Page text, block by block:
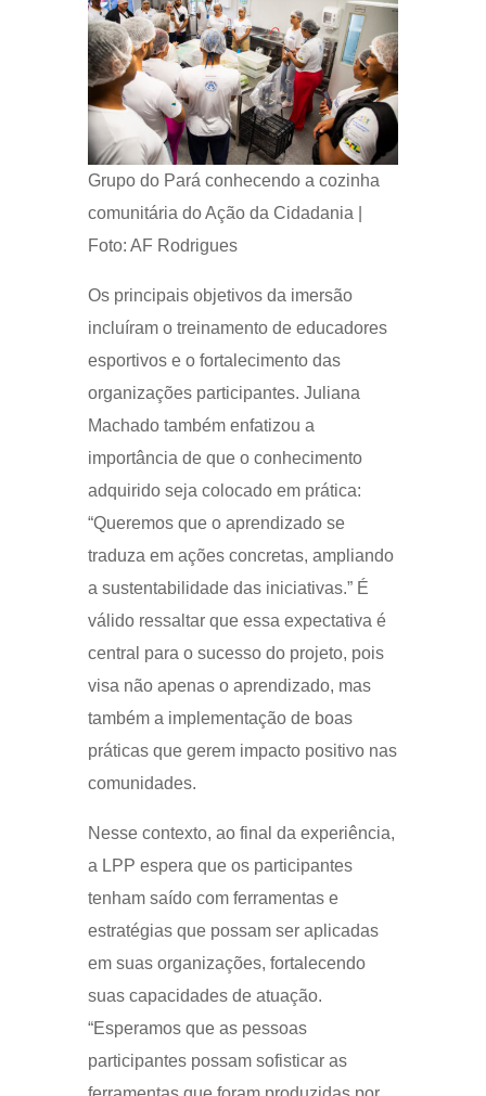
Grupo do Pará conhecendo a cozinha
comunitária do Ação da Cidadania |
Foto: AF Rodrigues
Os principais objetivos da imersão
incluíram o treinamento de educadores
esportivos e o fortalecimento das
organizações participantes. Juliana
Machado também enfatizou a
importância de que o conhecimento
adquirido seja colocado em prática:
“Queremos que o aprendizado se
traduza em ações concretas, ampliando
a sustentabilidade das iniciativas.” É
válido ressaltar que essa expectativa é
central para o sucesso do projeto, pois
visa não apenas o aprendizado, mas
também a implementação de boas
práticas que gerem impacto positivo nas
comunidades.
Nesse contexto, ao final da experiência,
a LPP espera que os participantes
tenham saído com ferramentas e
estratégias que possam ser aplicadas
em suas organizações, fortalecendo
suas capacidades de atuação.
“Esperamos que as pessoas
participantes possam sofisticar as